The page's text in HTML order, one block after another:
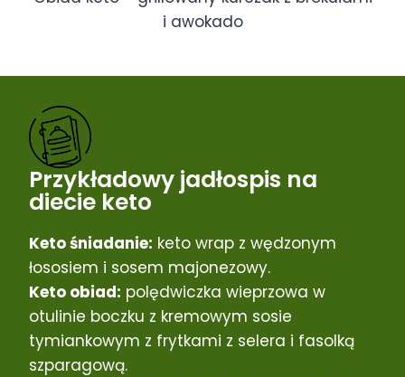
i awokado
Przykładowy jadłospis na
diecie keto
Keto śniadanie: keto wrap z wędzonym
łososiem i sosem majonezowy.
Keto obiad: polędwiczka wieprzowa w
otulinie boczku z kremowym sosie
tymiankowym z frytkami z selera i fasolką
szparagową.